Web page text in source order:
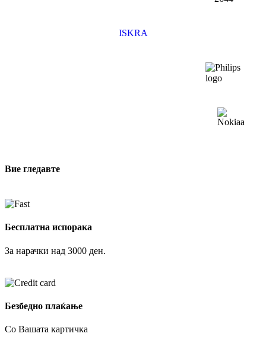
ISKRA
Вие гледавте
Бесплатна испорака
За нарачки над 3000 ден.
Безбедно плаќање
Со Вашата картичка